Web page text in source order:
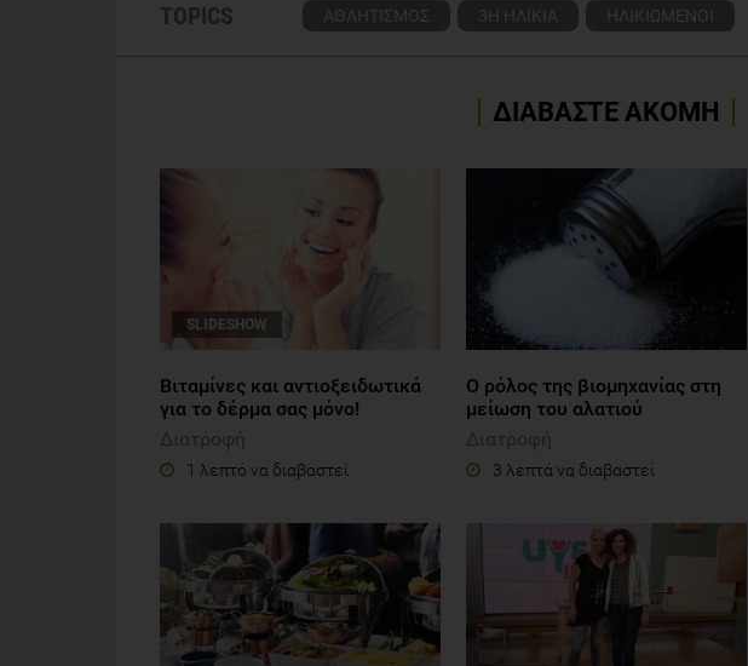
TOPICS ΑΘΛΗΤΙΣΜΟΣ 3Η ΗΛΙΚΙΑ ΗΛΙΚΙΩΜΕΝΟΙ
ΔΙΑΒΑΣΤΕ ΑΚΟΜΗ
SLIDESHOW
Βιταμίνες και αντιοξειδωτικά
για το δέρμα σας μόνο!
Διατροφή
1 λεπτό να διαβαστεί
Ο ρόλος της βιομηχανίας στη
μείωση του αλατιού
Διατροφή
3 λεπτά να διαβαστεί